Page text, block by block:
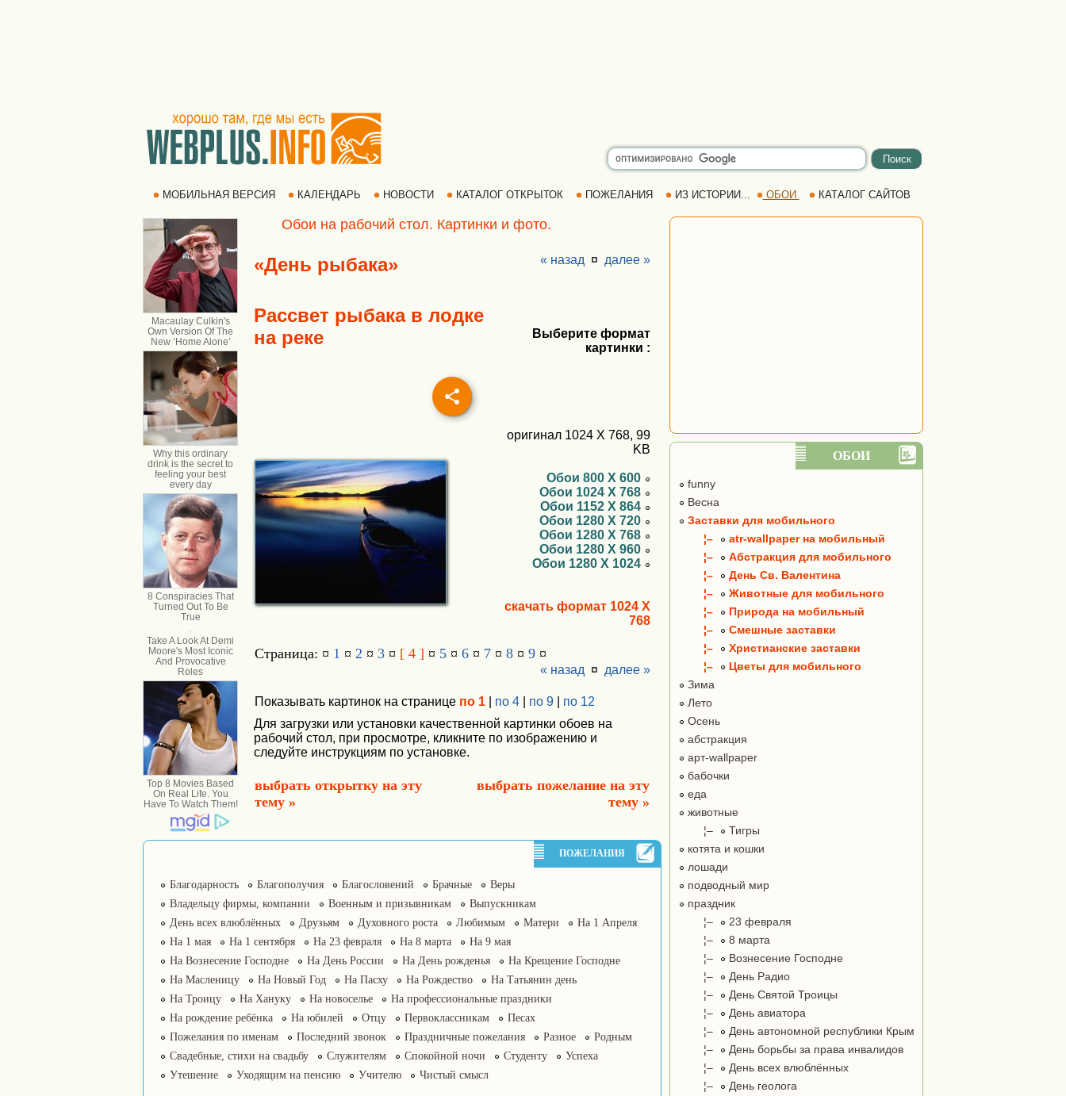
МОБИЛЬНАЯ ВЕРСИЯ КАЛЕНДАРЬ НОВОСТИ КАТАЛОГ ОТКРЫТОК ПОЖЕЛАНИЯ ИЗ ИСТОРИИ... ОБОИ КАТАЛОГ САЙТОВ
Обои на рабочий стол. Картинки и фото.
«День рыбака» « назад ¤ далее »
Рассвет рыбака в лодке
на реке
Выберите формат
картинки :
оригинал 1024 X 768, 99
KB
Обои 800 X 600
Обои 1024 X 768
Обои 1152 X 864
Обои 1280 X 720
Обои 1280 X 768
Обои 1280 X 960
Обои 1280 X 1024
скачать формат 1024 X
768
Страница: ¤ 1 ¤ 2 ¤ 3 ¤ [ 4 ] ¤ 5 ¤ 6 ¤ 7 ¤ 8 ¤ 9 ¤
« назад ¤ далее »
Показывать картинок на странице по 1 по 4 по 9
по 12
Для загрузки или установки качественной картинки обоев на
рабочий стол, при просмотре, кликните по изображению и
следуйте инструкциям по установке.
выбрать открытку на эту
тему »
выбрать пожелание на эту
тему »
ПОЖЕЛАНИЯ
Благодарность Благополучия Благословений Брачные
Веры
Владельцу фирмы, компании
Военным и призывникам
Выпускникам
День всех влюблённых
Друзьям Духовного роста Любимым Матери
На 1 Апреля
На 1 мая
На 1 сентября На 23 февраля На 8 марта
На 9 мая
На Вознесение Господне
На День России На День рожденья
На Крещение Господне
На Масленицу
На Новый Год На Пасху На Рождество
На Татьянин день
На Троицу
На Хануку На новоселье
На профессиональные праздники
На рождение ребёнка
На юбилей Отцу Первоклассникам
Песах
Пожелания по именам
Последний звонок Праздничные пожелания Разное
Родным
Свадебные, стихи на свадьбу
Служителям Спокойной ночи Студенту
Успеха
Утешение
Уходящим на пенсию Учителю Чистый смысл
ОБОИ
funny
Весна
Заставки для мобильного
¦–
atr-wallpaper на мобильный
¦–
Абстракция для мобильного
¦–
День Св. Валентина
¦–
Животные для мобильного
¦–
Природа на мобильный
¦–
Смешные заставки
¦–
Христианские заставки
¦–
Цветы для мобильного
Зима
Лето
Осень
абстракция
арт-wallpaper
бабочки
еда
животные
¦–
Тигры
котята и кошки
лошади
подводный мир
праздник
¦–
23 февраля
¦–
8 марта
¦–
Вознесение Господне
¦–
День Радио
¦–
День Святой Троицы
¦–
День авиатора
¦–
День автономной республики Крым
¦–
День борьбы за права инвалидов
¦–
День всех влюблённых
¦–
День геолога